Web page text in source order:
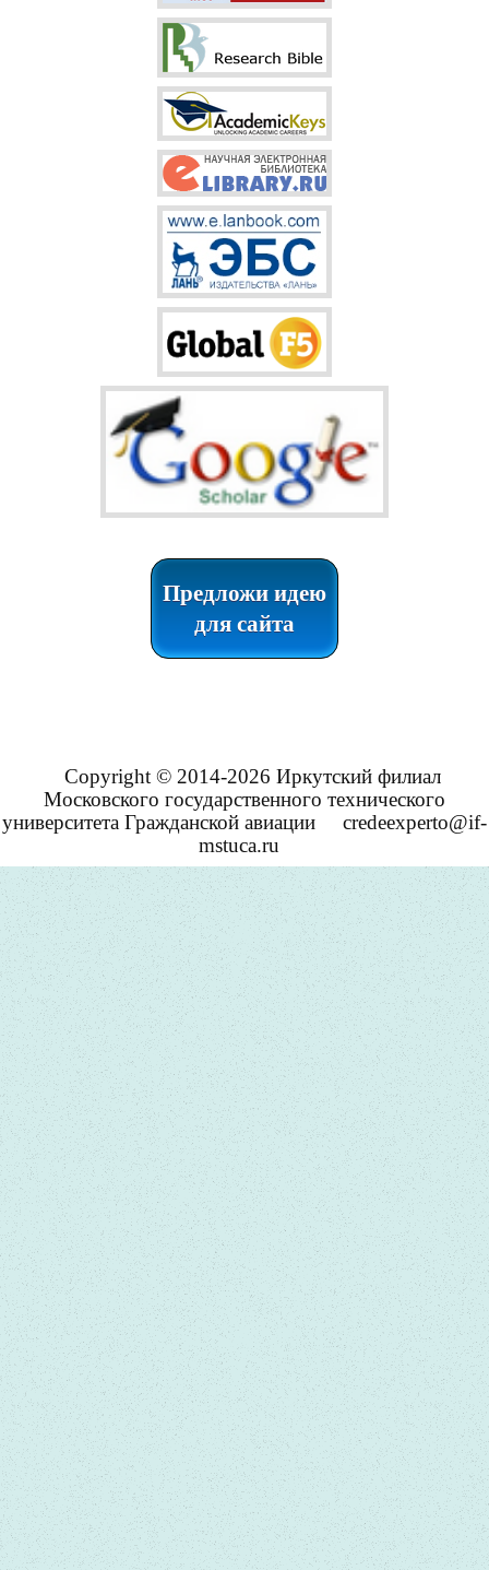
Предложи идею
для сайта
Copyright © 2014-2026 Иркутский филиал
Московского государственного технического
университета Гражданской авиации
credeexperto@if-
mstuca.ru